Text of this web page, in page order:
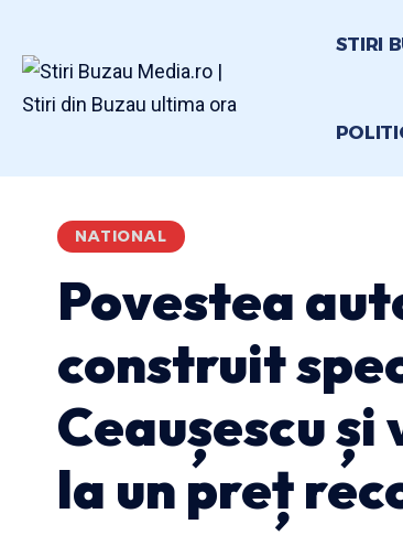
STIRI
NATIONAL
Povestea
construit
Ceaușescu
la un preț